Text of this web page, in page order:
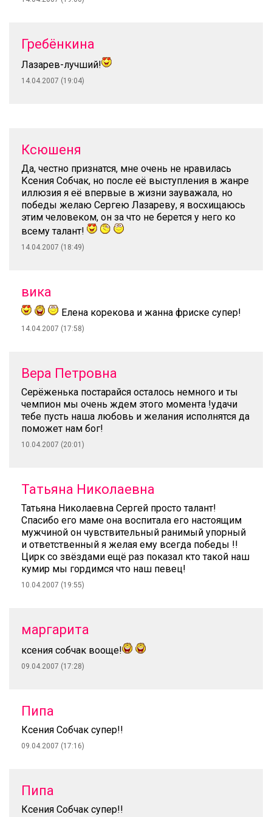
Гребёнкина
Лазарев-лучший!
14.04.2007 (19:04)
Ксюшеня
Да, честно признатся, мне очень не нравилась
Ксения Собчак, но после её выступления в жанре
иллюзия я её впервые в жизни зауважала, но
победы желаю Сергею Лазареву, я восхищаюсь
этим человеком, он за что не берется у него ко
всему талант!
14.04.2007 (18:49)
вика
Елена корекова и жанна фриске супер!
14.04.2007 (17:58)
Вера Петровна
Серёженька постарайся осталось немного и ты
чемпион мы очень ждем этого момента !удачи
тебе пусть наша любовь и желания исполнятся да
поможет нам бог!
10.04.2007 (20:01)
Татьяна Николаевна
Татьяна Николаевна Сергей просто талант!
Спасибо его маме она воспитала его настоящим
мужчиной он чувствительный ранимый упорный
и ответственный я желая ему всегда победы !!
Цирк со звёздами ещё раз показал кто такой наш
кумир мы гордимся что наш певец!
10.04.2007 (19:55)
маргарита
ксения собчак вооще!
09.04.2007 (17:28)
Пипа
Ксения Собчак супер!!
09.04.2007 (17:16)
Пипа
Ксения Собчак супер!!